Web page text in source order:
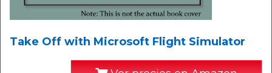
Take Off with Microsoft Flight Simulator